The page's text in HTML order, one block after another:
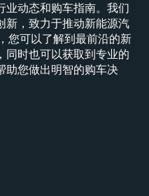
业动态和购车指南。我们
新，致力于推动新能源汽
您可以了解到最前沿的新
同时也可以获取到专业的
助您做出明智的购车决